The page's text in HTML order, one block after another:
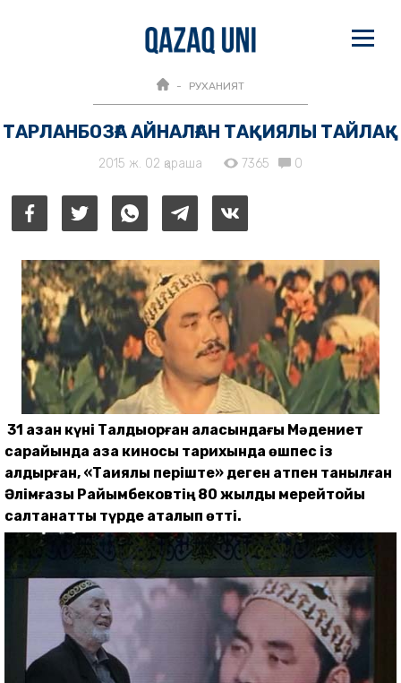
РУХАНИЯТ
ТАРЛАНБОЗҒА АЙНАЛҒАН ТАҚИЯЛЫ ТАЙЛАҚ
2015 ж. 02 қараша 7365 0
31 қазан күні Талдықорған қаласындағы Мәдениет
сарайында қазақ киносы тарихында өшпес із
қалдырған, «Тақиялы періште» деген атпен танылған
Әлімғазы Райымбековтің 80 жылдық мерейтойы
салтанатты түрде аталып өтті.